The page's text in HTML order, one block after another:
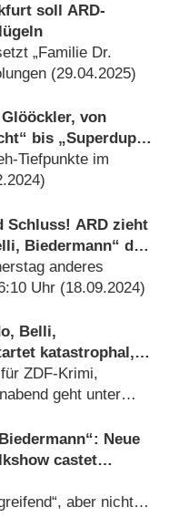
soll ARD-
„Familie Dr.
(29.04.2025)
von
bis „Superduper
die größten TV-
Tiefpunkte im
)
Schluss! ARD zieht
Biedermann“ den
anderes
Uhr (18.09.2024)
Belli,
katastrophal,
„Die 100“
ZDF-Krimi,
geht unter
Neue
castet
aber nicht